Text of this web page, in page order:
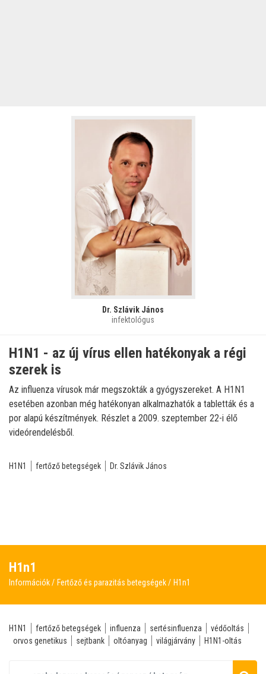
Dr. Szlávik János
infektológus
H1N1 - az új vírus ellen hatékonyak a régi
szerek is
Az influenza vírusok már megszokták a gyógyszereket. A H1N1
esetében azonban még hatékonyan alkalmazhatók a tabletták és a
por alapú készítmények. Részlet a 2009. szeptember 22-i élő
videórendelésből.
H1N1 fertőző betegségek Dr. Szlávik János
H1n1
Információk Fertőző és parazitás betegségek H1n1
H1N1 fertőző betegségek influenza sertésinfluenza
védőoltás
orvos genetikus
sejtbank oltóanyag világjárvány H1N1-oltás